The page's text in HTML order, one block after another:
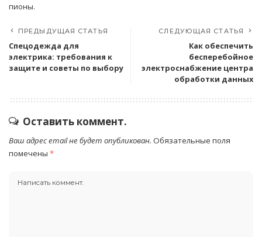
пионы.
ПРЕДЫДУЩАЯ СТАТЬЯ
Спецодежда для
электрика: требования к
защите и советы по выбору
СЛЕДУЮЩАЯ СТАТЬЯ
Как обеспечить
бесперебойное
электроснабжение центра
обработки данных
Оставить коммент.
Ваш адрес email не будет опубликован. Обязательные поля
помечены *